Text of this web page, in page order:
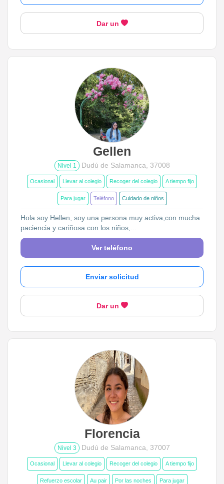
Dar un
Gellen
Nivel 1 Dudú de Salamanca, 37008
Ocasional Llevar al colegio Recoger del colegio A tiempo fijo
Para jugar Teléfono Cuidado de niños
Hola soy Hellen, soy una persona muy activa,con mucha
paciencia y cariñosa con los niños,...
Ver teléfono
Enviar solicitud
Dar un
Florencia
Nivel 3 Dudú de Salamanca, 37007
Ocasional Llevar al colegio Recoger del colegio A tiempo fijo
Refuerzo escolar Au pair Por las noches Para jugar